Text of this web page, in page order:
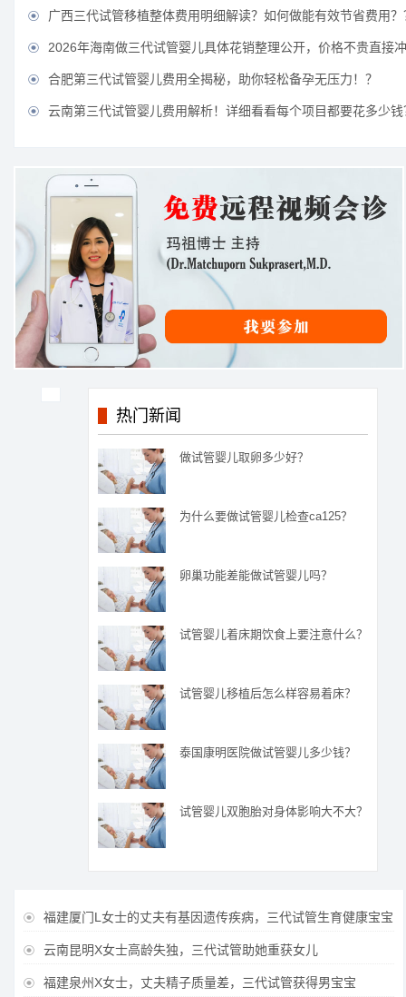
 广西三代试管移植整体费用明细解读？如何做能有效节省费用？
 2026年海南做三代试管婴儿具体花销整理公开，价格不贵直接
 合肥第三代试管婴儿费用全揭秘，助你轻松备孕无压力！？
 云南第三代试管婴儿费用解析！详细看看每个项目都要花多少钱
热门新闻
做试管婴儿取卵多少好？
为什么要做试管婴儿检查ca125？
卵巢功能差能做试管婴儿吗？
试管婴儿着床期饮食上要注意什么？
试管婴儿移植后怎么样容易着床？
泰国康明医院做试管婴儿多少钱？
试管婴儿双胞胎对身体影响大不大？
 福建厦门L女士的丈夫有基因遗传疾病，三代试管生育健康宝宝
 云南昆明X女士高龄失独，三代试管助她重获女儿
 福建泉州X女士，丈夫精子质量差，三代试管获得男宝宝